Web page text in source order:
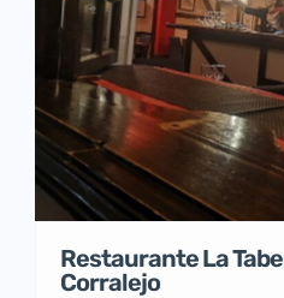
Restaurante La
Corralejo